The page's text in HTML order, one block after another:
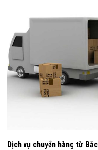
Dịch vụ chuyển hàng từ